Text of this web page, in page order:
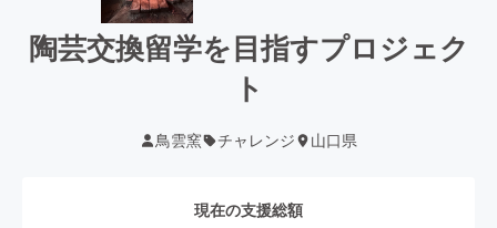
陶芸交換留学を目指すプロジェク
ト
鳥雲窯 チャレンジ 山口県
現在の支援総額